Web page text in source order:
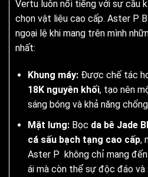
Vertu luôn nổi tiếng với sự cầu
chọn vật liệu cao cấp. Aster P
ngoại lệ khi mang trên mình
nhất:
Khung máy:Được chế tác
18K nguyên khối, tạo nên
sáng bóng và khả năng
Mặt lưng:Bọc da bê Jade
cá sấu bạch tạng cao cấp,
Aster P không chỉ mang
ái mà còn thể sự độc đáo